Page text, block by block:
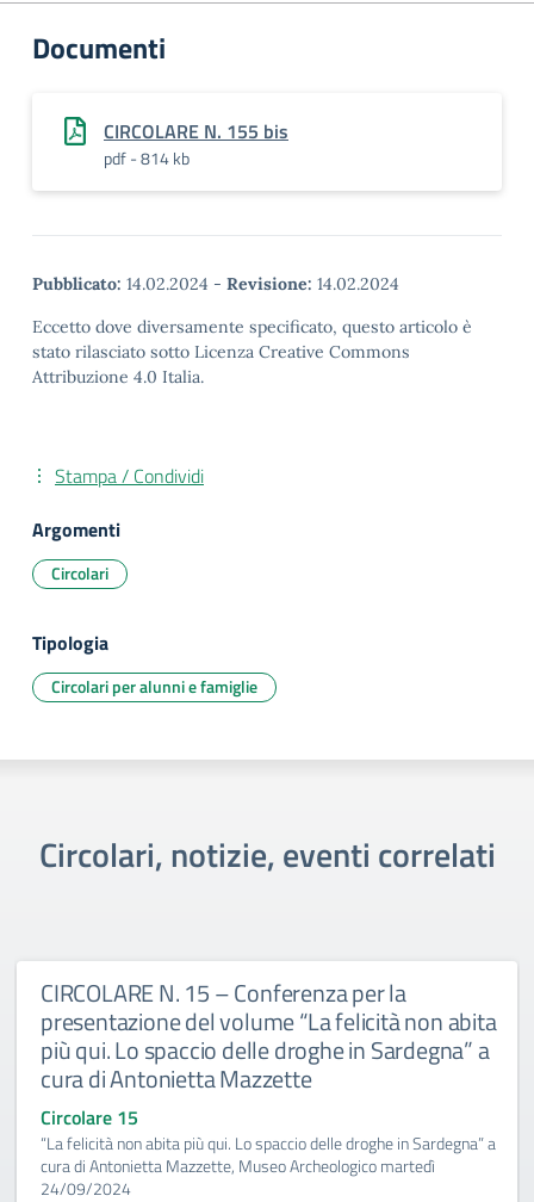
Documenti
CIRCOLARE N. 155 bis
pdf - 814 kb
Pubblicato: 14.02.2024 - Revisione: 14.02.2024
Eccetto dove diversamente specificato, questo articolo è
stato rilasciato sotto Licenza Creative Commons
Attribuzione 4.0 Italia.
Stampa / Condividi
Argomenti
Circolari
Tipologia
Circolari per alunni e famiglie
Circolari, notizie, eventi correlati
CIRCOLARE N. 15 – Conferenza per la
presentazione del volume “La felicità non abita
più qui. Lo spaccio delle droghe in Sardegna” a
cura di Antonietta Mazzette
Circolare 15
“La felicità non abita più qui. Lo spaccio delle droghe in Sardegna” a
cura di Antonietta Mazzette, Museo Archeologico martedì
24/09/2024